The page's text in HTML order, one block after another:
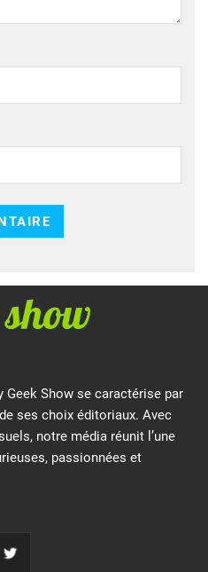
Geek Show se caractérise par
ses choix éditoriaux. Avec
notre média réunit l’une
passionnées et